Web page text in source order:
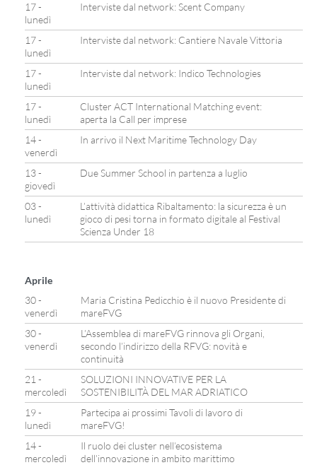
17 -
lunedì
Interviste dal network: Scent Company
17 -
lunedì
Interviste dal network: Cantiere Navale Vittoria
17 -
lunedì
Interviste dal network: Indico Technologies
17 -
lunedì
Cluster ACT International Matching event:
aperta la Call per imprese
14 -
venerdì
In arrivo il Next Maritime Technology Day
13 -
giovedì
Due Summer School in partenza a luglio
03 -
lunedì
L’attività didattica Ribaltamento: la sicurezza è un
gioco di pesi torna in formato digitale al Festival
Scienza Under 18
Aprile
30 -
venerdì
Maria Cristina Pedicchio è il nuovo Presidente di
mareFVG
30 -
venerdì
L’Assemblea di mareFVG rinnova gli Organi,
secondo l’indirizzo della RFVG: novità e
continuità
21 -
mercoledì
SOLUZIONI INNOVATIVE PER LA
SOSTENIBILITÀ DEL MAR ADRIATICO
19 -
lunedì
Partecipa ai prossimi Tavoli di lavoro di
mareFVG!
14 -
mercoledì
Il ruolo dei cluster nell’ecosistema
dell’innovazione in ambito marittimo